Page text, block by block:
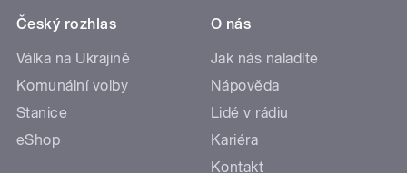
Český rozhlas
Válka na Ukrajině
Komunální volby
Stanice
eShop
O nás
Jak nás naladíte
Nápověda
Lidé v rádiu
Kariéra
Kontakt